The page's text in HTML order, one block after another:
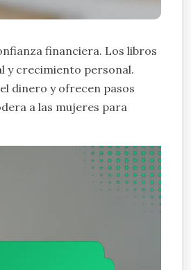
financiera. Los libros
y crecimiento personal.
dinero y ofrecen pasos
a las mujeres para